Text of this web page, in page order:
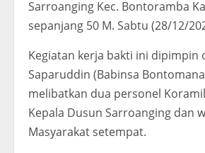
Sarroanging Kec. Bontoramba
sepanjang 50 M. Sabtu (28/12/
Kegiatan kerja bakti ini dipimpin
Saparuddin (Babinsa
melibatkan dua personel
Kepala Dusun Sarroanging dan
Masyarakat setempat.